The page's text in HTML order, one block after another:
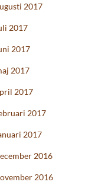
2017
2017
2017
2017
2017
2017
2017
2016
2016